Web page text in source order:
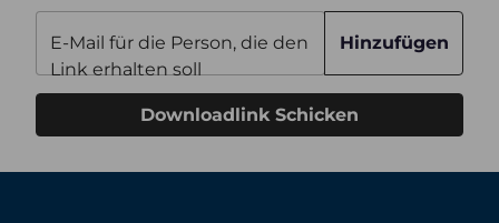
E-Mail für die Person, die den
Link erhalten soll
Hinzufügen
Downloadlink Schicken